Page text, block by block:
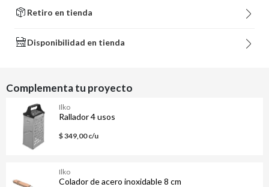
Retiro en tienda
Disponibilidad en tienda
Complementa tu proyecto
Ilko
Rallador 4 usos
$ 349,00 c/u
Ilko
Colador de acero inoxidable 8 cm